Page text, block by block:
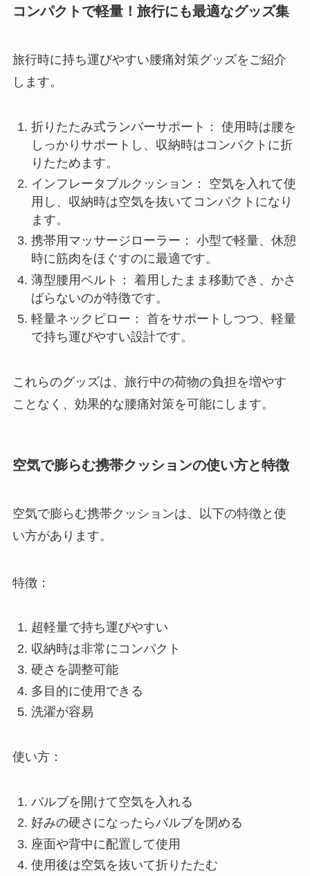
コンパクトで軽量！旅行にも最適なグッズ集
旅行時に持ち運びやすい腰痛対策グッズをご紹介
します。
折りたたみ式ランバーサポート： 使用時は腰を
しっかりサポートし、収納時はコンパクトに折
りたためます。
インフレータブルクッション： 空気を入れて使
用し、収納時は空気を抜いてコンパクトになり
ます。
携帯用マッサージローラー： 小型で軽量、休憩
時に筋肉をほぐすのに最適です。
薄型腰用ベルト： 着用したまま移動でき、かさ
ばらないのが特徴です。
軽量ネックピロー： 首をサポートしつつ、軽量
で持ち運びやすい設計です。
これらのグッズは、旅行中の荷物の負担を増やす
ことなく、効果的な腰痛対策を可能にします。
空気で膨らむ携帯クッションの使い方と特徴
空気で膨らむ携帯クッションは、以下の特徴と使
い方があります。
特徴：
超軽量で持ち運びやすい
収納時は非常にコンパクト
硬さを調整可能
多目的に使用できる
洗濯が容易
使い方：
バルブを開けて空気を入れる
好みの硬さになったらバルブを閉める
座面や背中に配置して使用
使用後は空気を抜いて折りたたむ